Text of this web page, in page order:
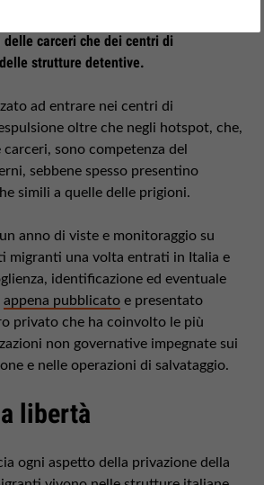
carceri che dei centri di
strutture detentive.
ad entrare nei centri di
oltre che negli hotspot, che,
sono competenza del
sebbene spesso presentino
simili a quelle delle prigioni.
anno di viste e monitoraggio su
migranti una volta entrati in Italia e
identificazione ed eventuale
appena pubblicato e presentato
privato che ha coinvolto le più
non governative impegnate sui
e nelle operazioni di salvataggio.
libertà
ogni aspetto della privazione della